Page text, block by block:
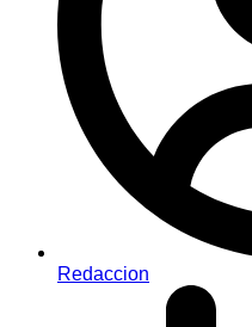
Redaccion